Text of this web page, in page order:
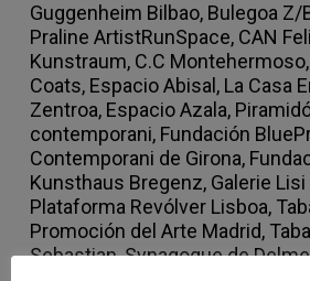
Guggenheim Bilbao, Bulegoa Z/
Praline ArtistRunSpace, CAN
Kunstraum, C.C Montehermoso,
Coats, Espacio Abisal, La Casa
Zentroa, Espacio Azala,
contemporani, Fundación
Contemporani de Girona,
Kunsthaus Bregenz, Galerie
Plataforma Revólver Lisboa,
Promoción del Arte Madrid,
Sebastian, Synagogue de